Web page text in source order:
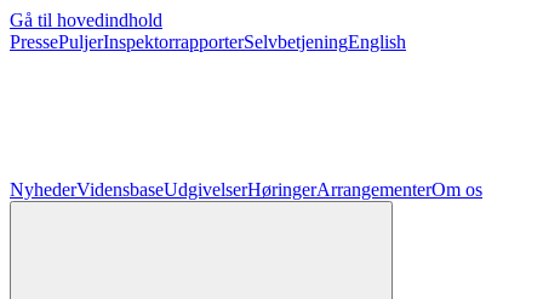
Gå til hovedindhold
PressePuljerInspektorrapporterSelvbetjeningEnglish
NyhederVidensbaseUdgivelserHøringerArrangementerOm os